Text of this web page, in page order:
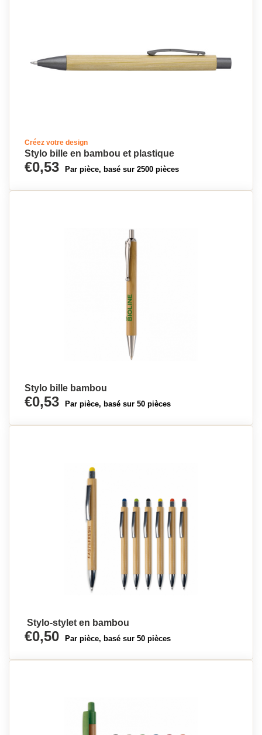
Créez votre design
Stylo bille en bambou et plastique
€0,53 Par pièce, basé sur 2500 pièces
Stylo bille bambou
€0,53 Par pièce, basé sur 50 pièces
Stylo-stylet en bambou
€0,50 Par pièce, basé sur 50 pièces